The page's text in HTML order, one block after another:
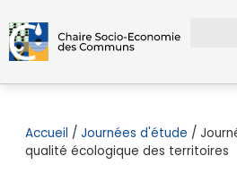
Accueil / Journées d'étude /
qualité écologique des territoires